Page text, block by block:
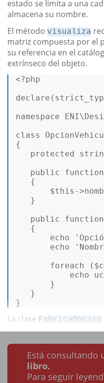
estado se limita a una
almacena su nombre.
El método visualiza
matriz compuesta por el
su referencia en el
extrínseco del objeto.
<?php
declare
namespace
ENI\
class
{
protected
public
function
{
$this -
}
public
function
{
echo
echo
foreach (
echo
}
}
}
La clase FabricaOpcion
Está consultando
libro.
Para seguir